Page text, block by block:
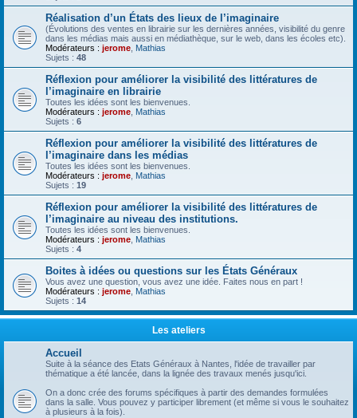
Réalisation d’un États des lieux de l’imaginaire
(Évolutions des ventes en librairie sur les dernières années, visibilité du genre
dans les médias mais aussi en médiathèque, sur le web, dans les écoles etc).
Modérateurs : jerome Mathias
Sujets : 48
Réflexion pour améliorer la visibilité des littératures de
l’imaginaire en librairie
Toutes les idées sont les bienvenues.
Modérateurs : jerome Mathias
Sujets : 6
Réflexion pour améliorer la visibilité des littératures de
l’imaginaire dans les médias
Toutes les idées sont les bienvenues.
Modérateurs : jerome Mathias
Sujets : 19
Réflexion pour améliorer la visibilité des littératures de
l’imaginaire au niveau des institutions.
Toutes les idées sont les bienvenues.
Modérateurs : jerome Mathias
Sujets : 4
Boites à idées ou questions sur les États Généraux
Vous avez une question, vous avez une idée. Faites nous en part !
Modérateurs : jerome Mathias
Sujets : 14
Les ateliers
Accueil
Suite à la séance des Etats Généraux à Nantes, l'idée de travailler par
thématique a été lancée, dans la lignée des travaux menés jusqu'ici.
On a donc crée des forums spécifiques à partir des demandes formulées
dans la salle. Vous pouvez y participer librement (et même si vous le souhaitez
à plusieurs à la fois).